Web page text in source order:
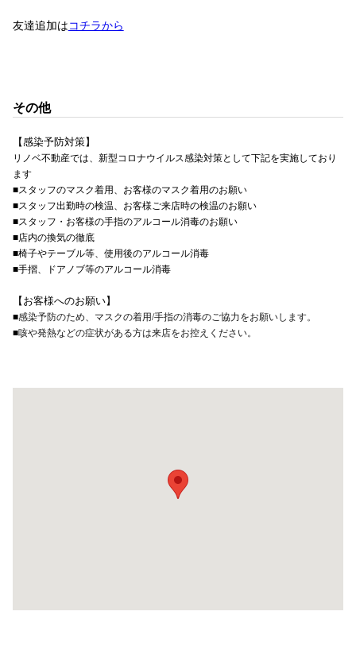
友達追加はコチラから
その他
【感染予防対策】
リノベ不動産では、新型コロナウイルス感染対策として下記を実施しており
ます
■スタッフのマスク着用、お客様のマスク着用のお願い
■スタッフ出勤時の検温、お客様ご来店時の検温のお願い
■スタッフ・お客様の手指のアルコール消毒のお願い
■店内の換気の徹底
■椅子やテーブル等、使用後のアルコール消毒
■手摺、ドアノブ等のアルコール消毒
【お客様へのお願い】
■感染予防のため、マスクの着用/手指の消毒のご協力をお願いします。
■咳や発熱などの症状がある方は来店をお控えください。